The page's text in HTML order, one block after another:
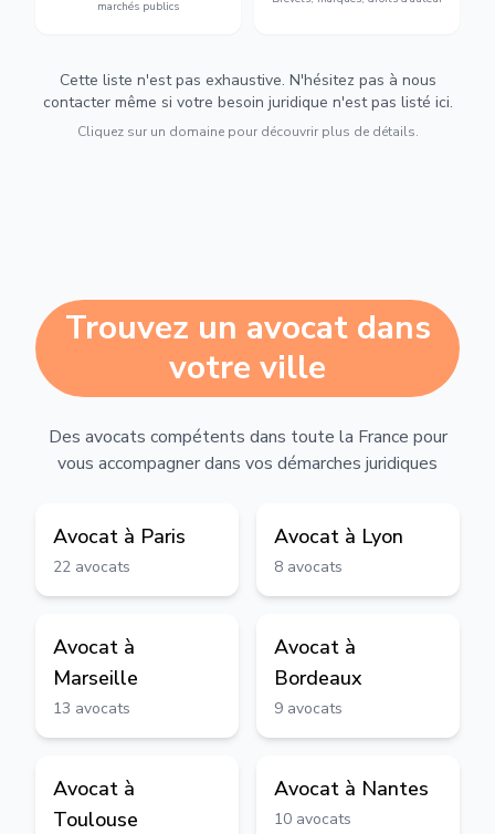
marchés publics
Cette liste n'est pas exhaustive. N'hésitez pas à nous
contacter même si votre besoin juridique n'est pas listé ici.
Cliquez sur un domaine pour découvrir plus de détails.
Trouvez un avocat dans
votre ville
Des avocats compétents dans toute la France pour
vous accompagner dans vos démarches juridiques
Avocat à Paris
22 avocats
Avocat à Lyon
8 avocats
Avocat à
Marseille
13 avocats
Avocat à
Bordeaux
9 avocats
Avocat à
Toulouse
Avocat à Nantes
10 avocats